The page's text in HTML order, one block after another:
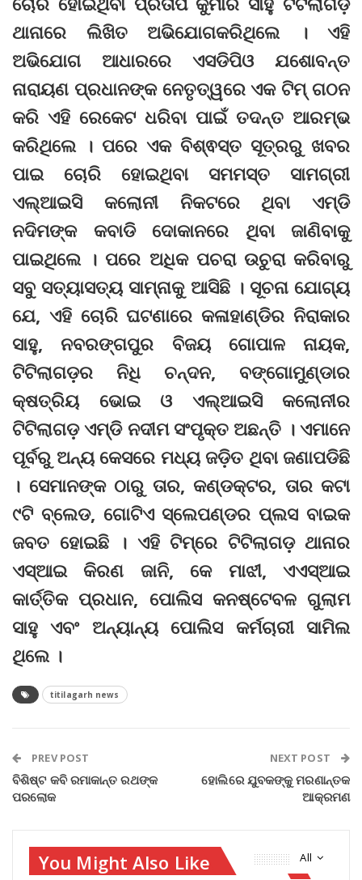
ଥାନାରେ ଲିଖିତ ଅଭିଯୋଗକରିଥିଲେ । ଏହି
ଅଭିଯୋଗ ଆଧାରରେ ଏସଡିପିଓ ଯଶୋବନ୍ତ
ନାରାୟଣ ପ୍ରଧାନଙ୍କ ନେତୃତ୍ୱରେ ଏକ ଟିମ୍ ଗଠନ
କରି ଏହି ରେକେଟ ଧରିବା ପାଇଁ ତଦନ୍ତ ଆରମ୍ଭ
କରିଥିଲେ । ପରେ ଏକ ବିଶ୍ଵସ୍ତ ସୂତ୍ରରୁ ଖବର
ପାଇ ଚୋରି ହୋଇଥିବା ସମମସ୍ତ ସାମଗ୍ରୀ
ଏଲ୍‌ଆଇସି କଲୋନୀ ନିକଟରେ ଥିବା ଏମ୍‌ଡି
ନଦିମଙ୍କ କବାଡି ଦୋକାନରେ ଥିବା ଜାଣିବାକୁ
ପାଇଥିଲେ । ପରେ ଅଧିକ ପଚରା ଉଚୁରା କରିବାରୁ
ସବୁ ସତ୍ୟାସତ୍ୟ ସାମ୍ନାକୁ ଆସିଛି । ସୂଚନା ଯୋଗ୍ୟ
ଯେ, ଏହି ଚୋରି ଘଟଣାରେ କଳାହାଣ୍ଡିର ନିରାକାର
ସାହୁ, ନବରଙ୍ଗପୁର ବିଜୟ ଗୋପାଳ ନାୟକ,
ଟିଟିଲାଗଡ଼ର ନିଧି ଚନ୍ଦନ, ବଙ୍ଗୋମୁଣ୍ଡାର
କ୍ଷତ୍ରିୟ ଭୋଇ ଓ ଏଲ୍‌ଆଇସି କଲୋନୀର
ଟିଟିଲାଗଡ଼ ଏମ୍‌ଡି ନଦୀମ ସଂପୃକ୍ତ ଅଛନ୍ତି । ଏମାନେ
ପୂର୍ବରୁ ଅନ୍ୟ କେସରେ ମଧ୍ୟ ଜଡ଼ିତ ଥିବା ଜଣାପଡିଛି
। ସେମାନଙ୍କ ଠାରୁ ତାର, କଣ୍ଡକ୍ଟର, ତାର କଟା
୯ଟି ବ୍ଲେଡ, ଗୋଟିଏ ସ୍ଲେପଣ୍ଡର ପ୍ଲସ ବାଇକ
ଜବତ ହୋଇଛି । ଏହି ଟିମ୍‌ରେ ଟିଟିଲାଗଡ଼ ଥାନାର
ଏସ୍‌ଆଇ କିରଣ ଜାନି, କେ ମାଝୀ, ଏଏସ୍‌ଆଇ
କାର୍ତ୍ତିକ ପ୍ରଧାନ, ପୋଲିସ କନଷ୍ଟେବଳ ଗୁଲାମ
ସାହୁ ଏବଂ ଅନ୍ୟାନ୍ୟ ପୋଲିସ କର୍ମଚାରୀ ସାମିଲ
ଥିଲେ ।
titilagarh news
PREV POST
ବିଶିଷ୍ଟ କବି ରମାକାନ୍ତ ରଥଙ୍କ
ପରଲୋକ
NEXT POST
ହୋଲିରେ ଯୁବକଙ୍କୁ ମରଣାନ୍ତକ
ଆକ୍ରମଣ
All
You Might Also Like